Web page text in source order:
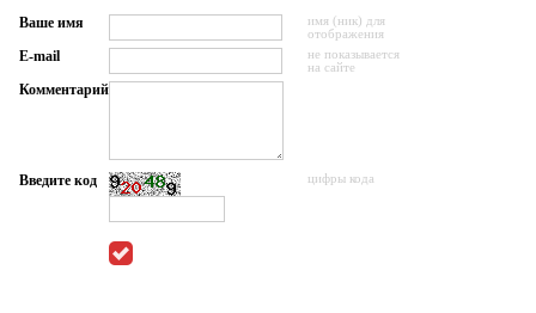
Ваше имя
имя (ник) для
отображения
E-mail
не показывается
на сайте
Комментарий
Введите код цифры кода